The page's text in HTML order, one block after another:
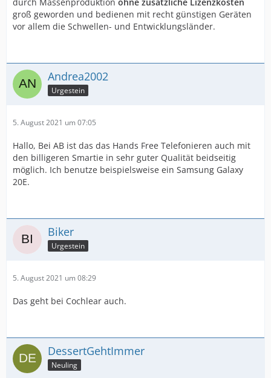
groß geworden und bedienen mit recht günstigen Geräten
vor allem die Schwellen- und Entwicklungsländer.
Andrea2002
Urgestein
5. August 2021 um 07:05
Hallo, Bei AB ist das das Hands Free Telefonieren auch mit
den billigeren Smartie in sehr guter Qualität beidseitig
möglich. Ich benutze beispielsweise ein Samsung Galaxy
20E.
Biker
Urgestein
5. August 2021 um 08:29
Das geht bei Cochlear auch.
DessertGehtImmer
Neuling